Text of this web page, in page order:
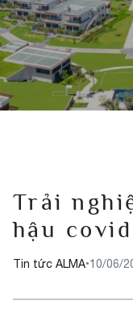
Trải
hậu covid
Tin tức ALMA•10/06/